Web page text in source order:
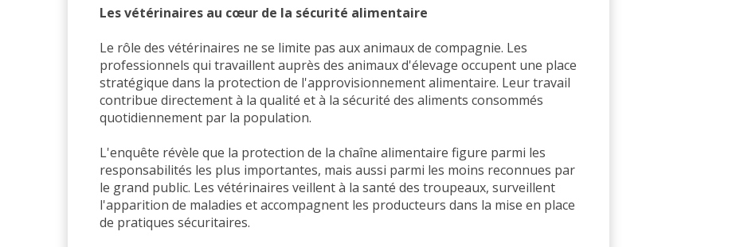
Les vétérinaires au cœur de la sécurité alimentaire
Le rôle des vétérinaires ne se limite pas aux animaux de compagnie. Les
professionnels qui travaillent auprès des animaux d'élevage occupent une place
stratégique dans la protection de l'approvisionnement alimentaire. Leur travail
contribue directement à la qualité et à la sécurité des aliments consommés
quotidiennement par la population.
L'enquête révèle que la protection de la chaîne alimentaire figure parmi les
responsabilités les plus importantes, mais aussi parmi les moins reconnues par
le grand public. Les vétérinaires veillent à la santé des troupeaux, surveillent
l'apparition de maladies et accompagnent les producteurs dans la mise en place
de pratiques sécuritaires.